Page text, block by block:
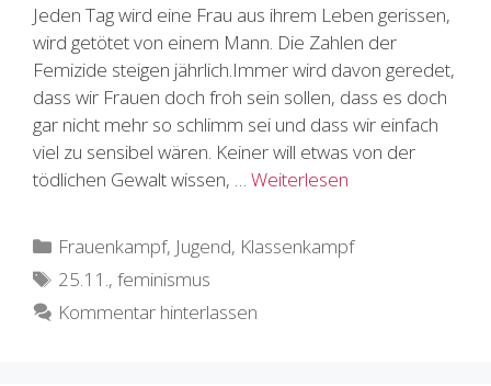
Jeden Tag wird eine Frau aus ihrem Leben gerissen,
wird getötet von einem Mann. Die Zahlen der
Femizide steigen jährlich.Immer wird davon geredet,
dass wir Frauen doch froh sein sollen, dass es doch
gar nicht mehr so schlimm sei und dass wir einfach
viel zu sensibel wären. Keiner will etwas von der
tödlichen Gewalt wissen, … Weiterlesen
Kategorien
Frauenkampf, Jugend, Klassenkampf
Schlagwörter
25.11.,feminismus
Kommentar hinterlassen